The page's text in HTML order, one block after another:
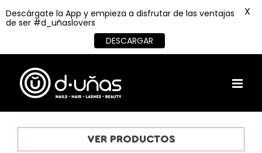
content
VER PRODUCTOS
Descárgate la App y empieza a disfrutar de las ventajas
de ser #d_uñaslovers
DESCARGAR
X